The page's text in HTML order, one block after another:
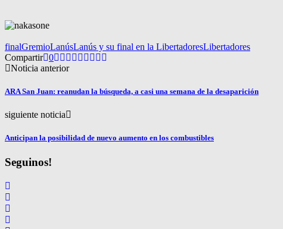
finalGremioLanúsLanús y su final en la LibertadoresLibertadores
Compartir 0
Noticia anterior
ARA San Juan: reanudan la búsqueda, a casi una semana de la desaparición
siguiente noticia
Anticipan la posibilidad de nuevo aumento en los combustibles
Seguinos!